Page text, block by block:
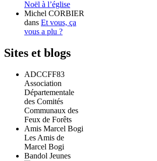
Noël à l’église
Michel CORBIER
dans Et vous, ça
vous a plu ?
Sites et blogs
ADCCFF83
Association
Départementale
des Comités
Communaux des
Feux de Forêts
Amis Marcel Bogi
Les Amis de
Marcel Bogi
Bandol Jeunes